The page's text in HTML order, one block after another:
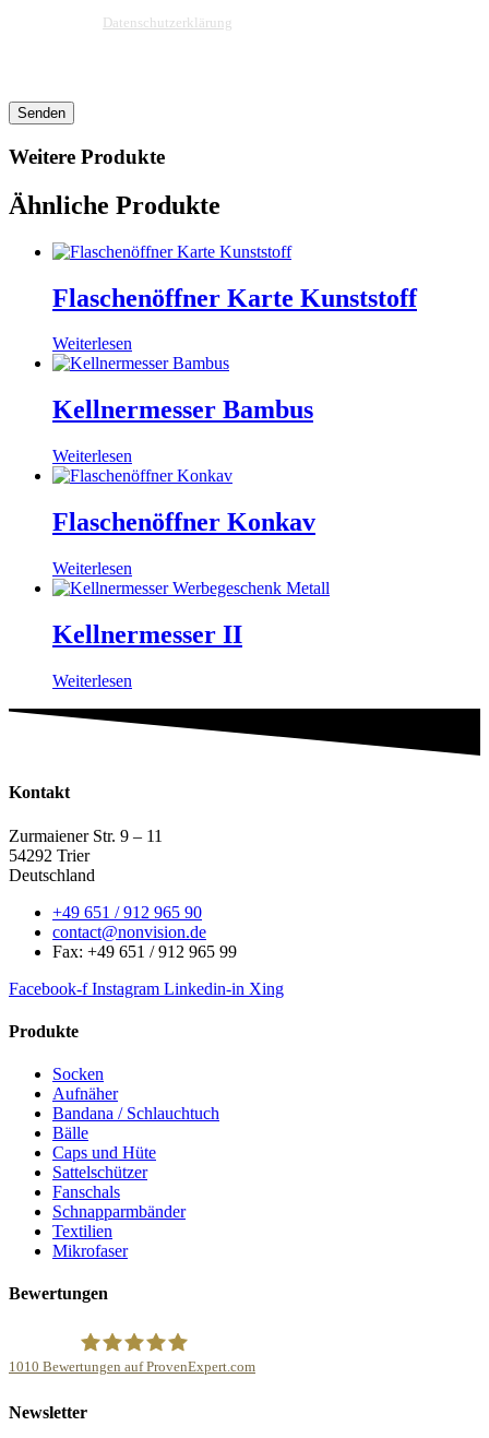
Datenschutzerklärung
Senden
Weitere Produkte
Ähnliche Produkte
Flaschenöffner Karte Kunststoff
Weiterlesen
Kellnermesser Bambus
Weiterlesen
Flaschenöffner Konkav
Weiterlesen
Kellnermesser II
Weiterlesen
Kontakt
Zurmaiener Str. 9 – 11
54292 Trier
Deutschland
+49 651 / 912 965 90
contact@nonvision.de
Fax: +49 651 / 912 965 99
Facebook-f Instagram Linkedin-in Xing
Produkte
Socken
Aufnäher
Bandana / Schlauchtuch
Bälle
Caps und Hüte
Sattelschützer
Fanschals
Schnapparmbänder
Textilien
Mikrofaser
Bewertungen
NonvisioN Werbeproduktion GmbH &Co.KG
1010 Bewertungen auf ProvenExpert.com
Newsletter